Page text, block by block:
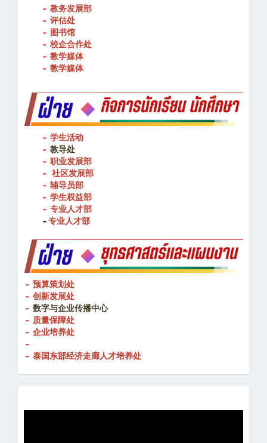
- 教务发展部
- 评估处
- 图书馆
- 校企合作处
- 教学媒体
- 学生活动
- 教导处
- 职业发展部
-社区发展部
- 辅导员部
- 学生权益部
- 专业人才部
-专业人才部
- 预算策划处
- 创新发展处
- 数字与企业传播中心
- 质量保障处
- 企业培养处
-
- 泰国东部经济走廊人才培养处